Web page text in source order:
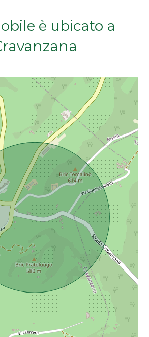
è ubicato a
€ 1.000.000
a € 2.000.000
a € 5.000.000
a € 10.000.000